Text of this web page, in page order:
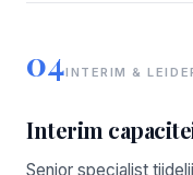
04INTERIM &
Interim
Senior specialist